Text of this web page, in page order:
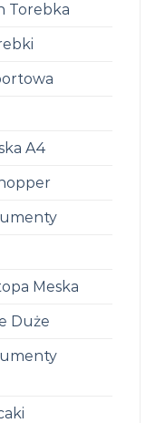
Torebka
A4
Meska
Duże